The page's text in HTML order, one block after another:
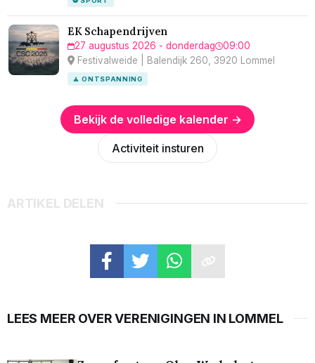
EK Schapendrijven
27 augustus 2026 - donderdag
09:00
Festivalweide | Balendijk 260, 3920 Lommel
🧘 ONTSPANNING
Bekijk de volledige kalender →
Activiteit insturen
ARTIKEL DELEN
LEES MEER OVER VERENIGINGEN IN LOMMEL